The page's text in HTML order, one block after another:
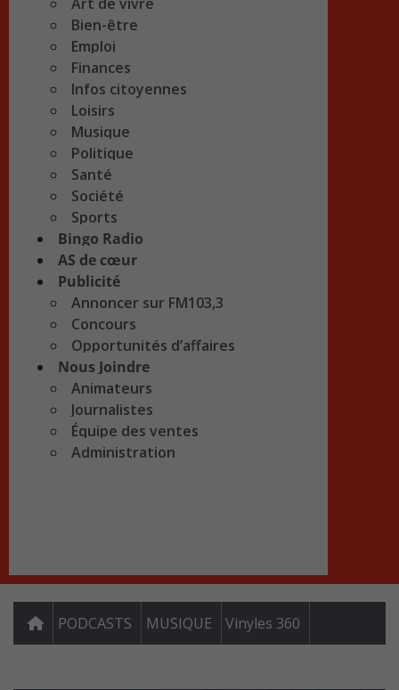
Bien-être
Emploi
Finances
Infos citoyennes
Loisirs
Musique
Politique
Santé
Société
Sports
Bingo Radio
AS de cœur
Publicité
Annoncer sur FM103,3
Concours
Opportunités d’affaires
Nous Joindre
Animateurs
Journalistes
Équipe des ventes
Administration
PODCASTS MUSIQUE Vinyles 360